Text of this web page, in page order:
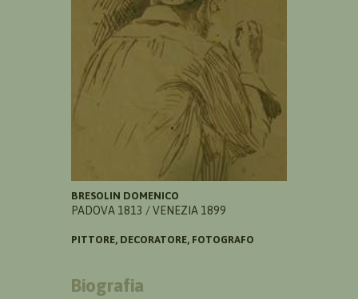
BRESOLIN DOMENICO
PADOVA 1813 / VENEZIA 1899
PITTORE, DECORATORE, FOTOGRAFO
Biografia